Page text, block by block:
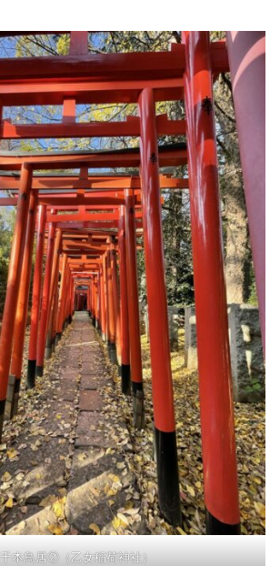
千本鳥居②（乙女稲荷神社）